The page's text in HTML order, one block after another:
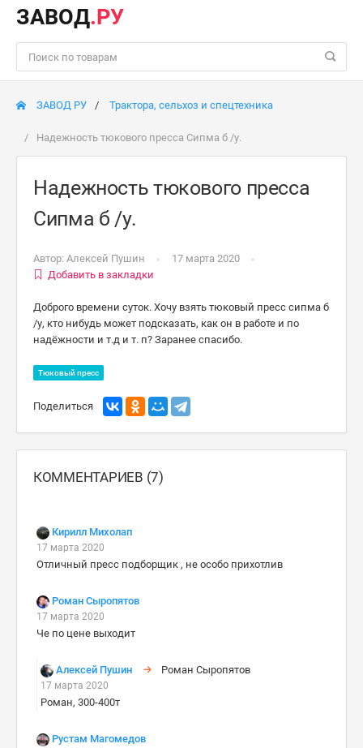
ЗАВОД.РУ
ЗАВОД РУ Трактора, сельхоз и спецтехника
Надежность тюкового пресса Сипма б /у.
Надежность тюкового пресса
Сипма б /у.
Автор: Алексей Пушин
17 марта 2020
Добавить в закладки
Доброго времени суток. Хочу взять тюковый пресс сипма б
/у, кто нибудь может подсказать, как он в работе и по
надёжности и т.д и т. п? Заранее спасибо.
Тюковый пресс
Поделиться
КОММЕНТАРИЕВ (7)
Кирилл Михолап
17 марта 2020
Отличный пресс подборщик , не особо прихотлив
Роман Сыропятов
17 марта 2020
Че по цене выходит
Алексей Пушин Роман Сыропятов
17 марта 2020
Роман, 300-400т
Рустам Магомедов